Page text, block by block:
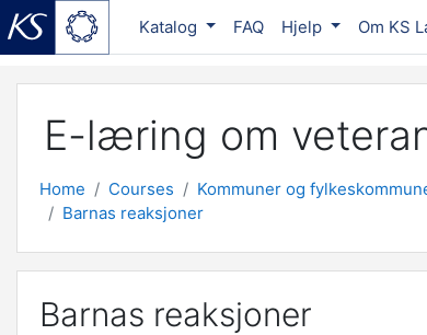
Katalog FAQ Hjelp Om KS
E-læring om
Home Courses Kommuner og
Barnas reaksjoner
Barnas reaksjoner